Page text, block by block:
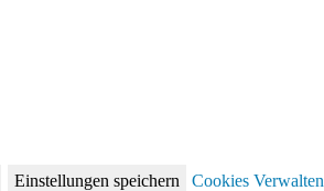
Einstellungen speichern Cookies Verwalten